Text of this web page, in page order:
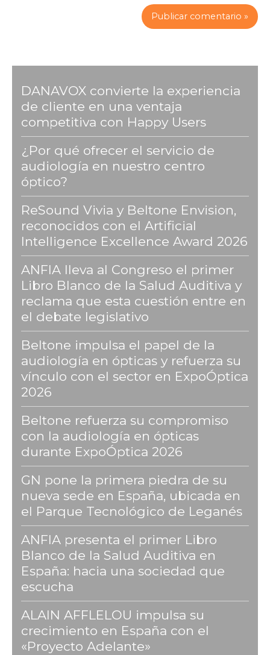
DANAVOX convierte la experiencia
de cliente en una ventaja
competitiva con Happy Users
¿Por qué ofrecer el servicio de
audiología en nuestro centro
óptico?
ReSound Vivia y Beltone Envision,
reconocidos con el Artificial
Intelligence Excellence Award 2026
ANFIA lleva al Congreso el primer
Libro Blanco de la Salud Auditiva y
reclama que esta cuestión entre en
el debate legislativo
Beltone impulsa el papel de la
audiología en ópticas y refuerza su
vínculo con el sector en ExpoÓptica
2026
Beltone refuerza su compromiso
con la audiología en ópticas
durante ExpoÓptica 2026
GN pone la primera piedra de su
nueva sede en España, ubicada en
el Parque Tecnológico de Leganés
ANFIA presenta el primer Libro
Blanco de la Salud Auditiva en
España: hacia una sociedad que
escucha
ALAIN AFFLELOU impulsa su
crecimiento en España con el
«Proyecto Adelante»